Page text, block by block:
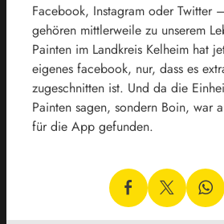
Facebook, Instagram oder Twitter
gehören mittlerweile zu unserem
Painten im Landkreis Kelheim hat
eigenes facebook, nur, dass es
zugeschnitten ist. Und da die
Painten sagen, sondern Boin, war
für die App gefunden.